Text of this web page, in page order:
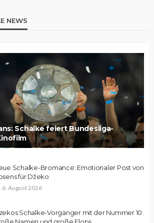
NEWS
Schalke feiert Bundesliga-
Schalke-Bromance: Emotionaler Post von
für Džeko
6. August 2026
Schalke-Vorgänger mit der Nummer 10:
Namen und große Flops